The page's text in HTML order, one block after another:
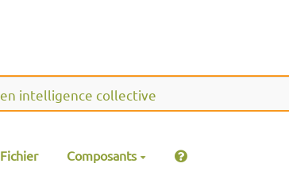
Fichier Composants